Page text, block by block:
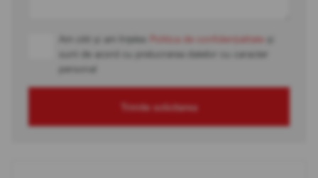
Am citit și am înțeles Politica de confidențialitate
sunt de acord cu prelucrarea datelor cu caracter
personal
Trimite solicitarea